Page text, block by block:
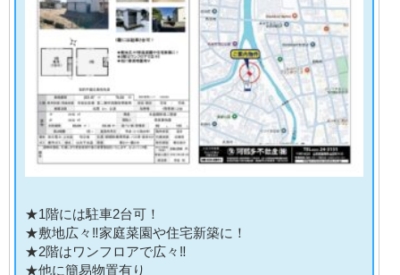
★1階には駐車2台可！
★敷地広々‼家庭菜園や住宅新築に！
★2階はワンフロアで広々‼
★他に簡易物置有り